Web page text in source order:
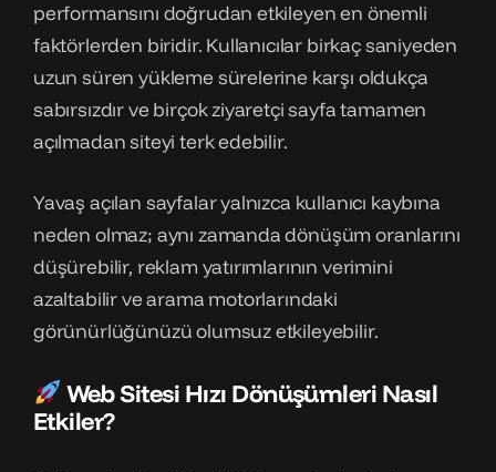
performansını doğrudan etkileyen en önemli
faktörlerden biridir. Kullanıcılar birkaç saniyeden
uzun süren yükleme sürelerine karşı oldukça
sabırsızdır ve birçok ziyaretçi sayfa tamamen
açılmadan siteyi terk edebilir.
Yavaş açılan sayfalar yalnızca kullanıcı kaybına
neden olmaz; aynı zamanda dönüşüm oranlarını
düşürebilir, reklam yatırımlarının verimini
azaltabilir ve arama motorlarındaki
görünürlüğünüzü olumsuz etkileyebilir.
Web Sitesi Hızı Dönüşümleri Nasıl
Etkiler?